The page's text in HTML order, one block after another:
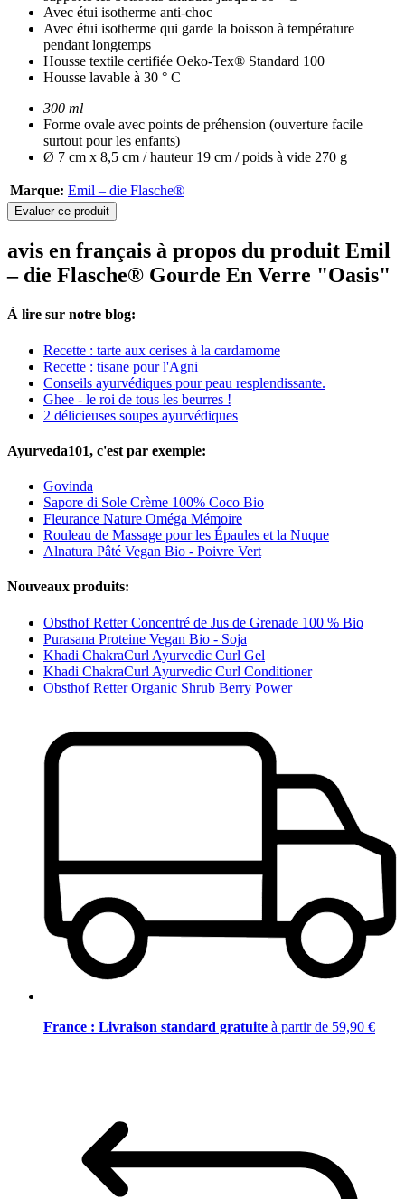
Avec étui isotherme anti-choc
Avec étui isotherme qui garde la boisson à température
pendant longtemps
Housse textile certifiée Oeko-Tex® Standard 100
Housse lavable à 30 ° C
300 ml
Forme ovale avec points de préhension (ouverture facile
surtout pour les enfants)
Ø 7 cm x 8,5 cm / hauteur 19 cm / poids à vide 270 g
Marque: Emil – die Flasche®
Evaluer ce produit
avis en français à propos du produit Emil
– die Flasche® Gourde En Verre "Oasis"
À lire sur notre blog:
Recette : tarte aux cerises à la cardamome
Recette : tisane pour l'Agni
Conseils ayurvédiques pour peau resplendissante.
Ghee - le roi de tous les beurres !
2 délicieuses soupes ayurvédiques
Ayurveda101, c'est par exemple:
Govinda
Sapore di Sole Crème 100% Coco Bio
Fleurance Nature Oméga Mémoire
Rouleau de Massage pour les Épaules et la Nuque
Alnatura Pâté Vegan Bio - Poivre Vert
Nouveaux produits:
Obsthof Retter Concentré de Jus de Grenade 100 % Bio
Purasana Proteine Vegan Bio - Soja
Khadi ChakraCurl Ayurvedic Curl Gel
Khadi ChakraCurl Ayurvedic Curl Conditioner
Obsthof Retter Organic Shrub Berry Power
France : Livraison standard gratuite à partir de 59,90 €